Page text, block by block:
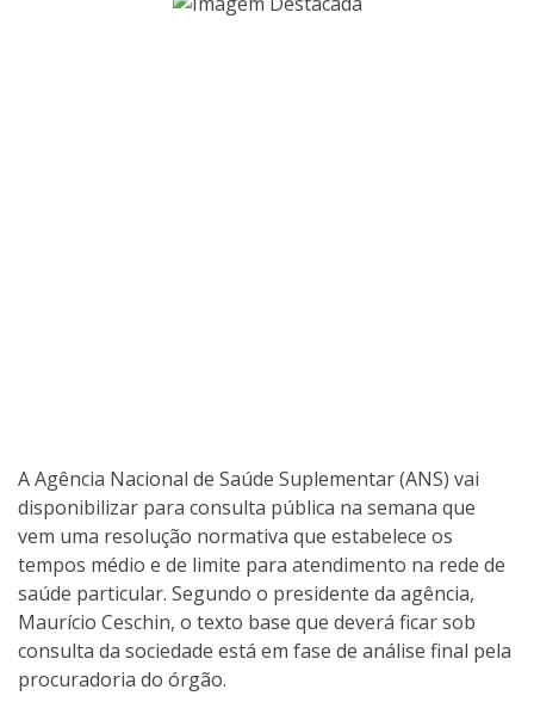
A Agência Nacional de Saúde Suplementar (ANS) vai
disponibilizar para consulta pública na semana que
vem uma resolução normativa que estabelece os
tempos médio e de limite para atendimento na rede de
saúde particular. Segundo o presidente da agência,
Maurício Ceschin, o texto base que deverá ficar sob
consulta da sociedade está em fase de análise final pela
procuradoria do órgão.